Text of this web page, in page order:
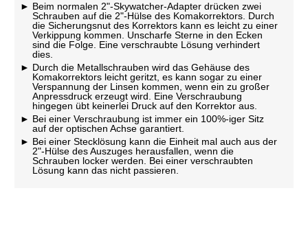
Beim normalen 2"-Skywatcher-Adapter drücken zwei
Schrauben auf die 2"-Hülse des Komakorrektors. Durch
die Sicherungsnut des Korrektors kann es leicht zu einer
Verkippung kommen. Unscharfe Sterne in den Ecken
sind die Folge. Eine verschraubte Lösung verhindert
dies.
Durch die Metallschrauben wird das Gehäuse des
Komakorrektors leicht geritzt, es kann sogar zu einer
Verspannung der Linsen kommen, wenn ein zu großer
Anpressdruck erzeugt wird. Eine Verschraubung
hingegen übt keinerlei Druck auf den Korrektor aus.
Bei einer Verschraubung ist immer ein 100%-iger Sitz
auf der optischen Achse garantiert.
Bei einer Stecklösung kann die Einheit mal auch aus der
2"-Hülse des Auszuges herausfallen, wenn die
Schrauben locker werden. Bei einer verschraubten
Lösung kann das nicht passieren.